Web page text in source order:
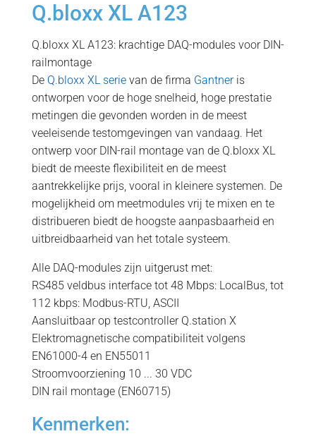
Q.bloxx XL A123
Q.bloxx XL A123: krachtige DAQ-modules voor DIN-
railmontage
De Q.bloxx XL serievan de firma Gantneris
ontworpen voor de hoge snelheid, hoge prestatie
metingen die gevonden worden in de meest
veeleisende testomgevingen van vandaag. Het
ontwerp voor DIN-rail montage van de Q.bloxx XL
biedt de meeste flexibiliteit en de meest
aantrekkelijke prijs, vooral in kleinere systemen. De
mogelijkheid om meetmodules vrij te mixen en te
distribueren biedt de hoogste aanpasbaarheid en
uitbreidbaarheid van het totale systeem.
Alle DAQ-modules zijn uitgerust met:
RS485 veldbus interface tot 48 Mbps: LocalBus, tot
112 kbps: Modbus-RTU, ASCII
Aansluitbaar op testcontroller Q.station X
Elektromagnetische compatibiliteit volgens
EN61000-4 en EN55011
Stroomvoorziening 10 ... 30 VDC
DIN rail montage (EN60715)
Kenmerken: